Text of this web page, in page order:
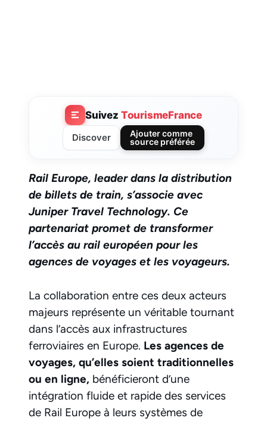
Suivez TourismeFrance
Discover
Ajouter comme
source préférée
Rail Europe, leader dans la distribution
de billets de train, s’associe avec
Juniper Travel Technology. Ce
partenariat promet de transformer
l’accès au rail européen pour les
agences de voyages et les voyageurs.
La collaboration entre ces deux acteurs
majeurs représente un véritable tournant
dans l’accès aux infrastructures
ferroviaires en Europe. Les agences de
voyages, qu’elles soient traditionnelles
ou en ligne, bénéficieront d’une
intégration fluide et rapide des services
de Rail Europe à leurs systèmes de